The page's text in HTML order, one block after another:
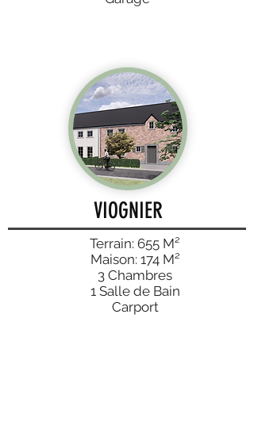
VIOGNIER
Terrain: 655 M²
Maison: 174 M²
3 Chambres
1 Salle de Bain
Carport